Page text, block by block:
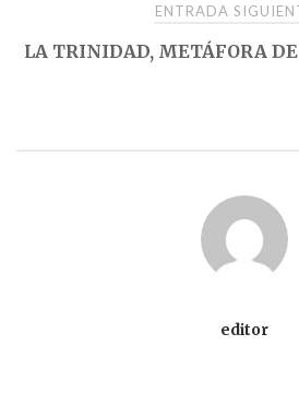
ENTRADA
LA TRINIDAD, METÁFORA
editor